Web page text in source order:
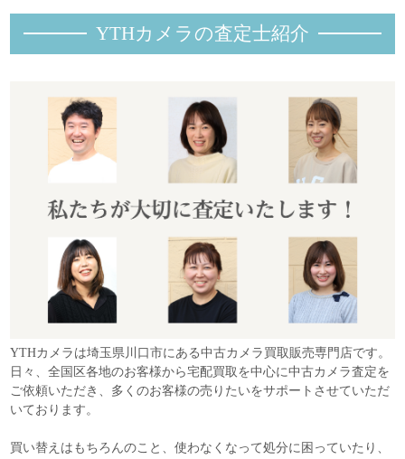
YTHカメラの査定士紹介
YTHカメラは埼玉県川口市にある中古カメラ買取販売専門店です。
日々、全国区各地のお客様から宅配買取を中心に中古カメラ査定を
ご依頼いただき、多くのお客様の売りたいをサポートさせていただ
いております。
買い替えはもちろんのこと、使わなくなって処分に困っていたり、